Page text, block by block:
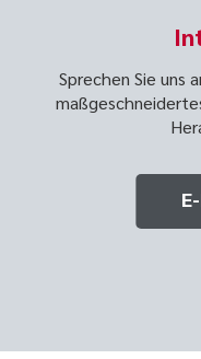
Sprechen Sie uns